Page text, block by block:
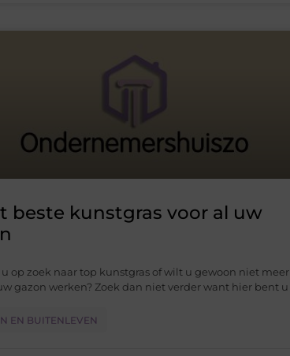
beste kunstgras voor al uw
op zoek naar top kunstgras of wilt u gewoon niet meer
gazon werken? Zoek dan niet verder want hier bent u
EN BUITENLEVEN